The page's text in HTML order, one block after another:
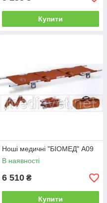
Купити
Ноші медичні "БІОМЕД" А09
В наявності
6 510 ₴
Купити